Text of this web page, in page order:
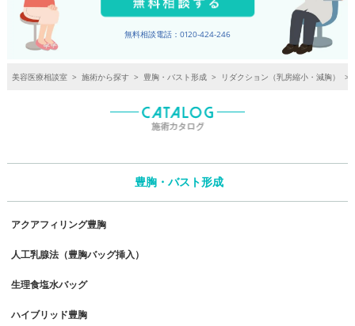
無料相談電話：0120-424-246
美容医療相談室 > 施術から探す > 豊胸・バスト形成 > リダクション（乳房縮小・減胸） >
豊胸・バスト形成
アクアフィリング豊胸
人工乳腺法（豊胸バッグ挿入）
生理食塩水バッグ
ハイブリッド豊胸